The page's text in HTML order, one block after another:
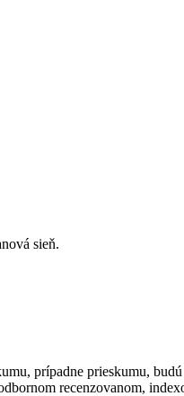
sieň.
prípadne prieskumu, budú
recenzovanom,